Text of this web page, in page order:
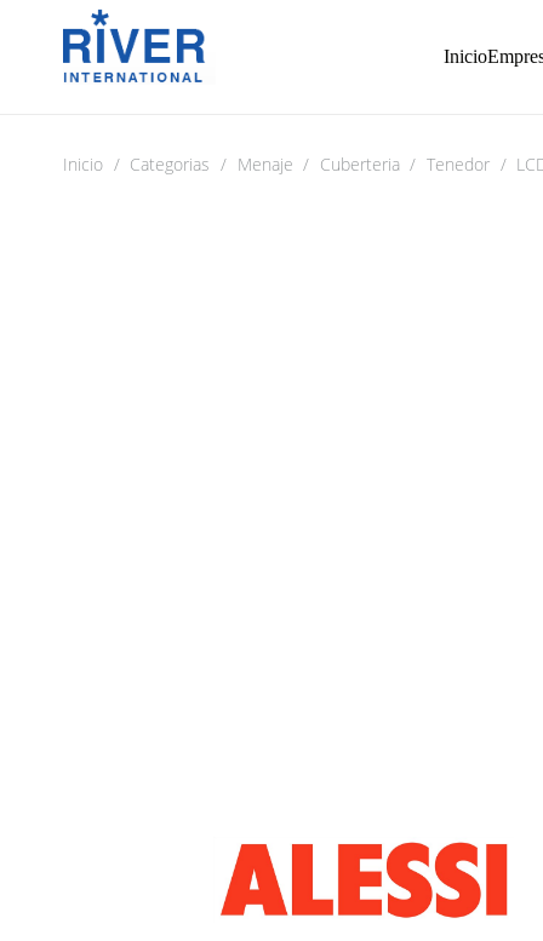
Inicio
Inicio / Categorias / Menaje / Cuberteria / Tenedor /